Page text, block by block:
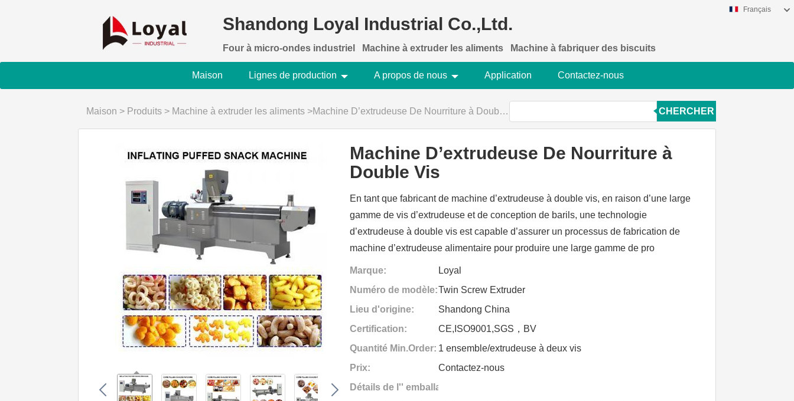
Shandong Loyal Industrial Co.,Ltd.
Four à micro-ondes industriel Machine à extruder les aliments Machine à fabriquer des biscuits
Français
Maison Lignes de production A propos de nous Application Contactez-nous
Maison > Produits > Machine à extruder les aliments >Machine D’extrudeuse De Nourriture à Double Vis CHERCHER
Machine D’extrudeuse De Nourriture à
Double Vis
En tant que fabricant de machine d’extrudeuse à double vis, en raison d’une large
gamme de vis d’extrudeuse et de conception de barils, une technologie
d’extrudeuse à double vis est capable d’assurer un processus de fabrication de
machine d’extrudeuse alimentaire pour produire une large gamme de pro
Marque:
Loyal
Numéro de modèle:Twin Screw Extruder
Lieu d'origine:
Shandong China
Certification:
CE,ISO9001,SGS，BV
Quantité Min.Order: 1 ensemble/extrudeuse à deux vis
Prix:
Contactez-nous
Détails de l'' emballage: